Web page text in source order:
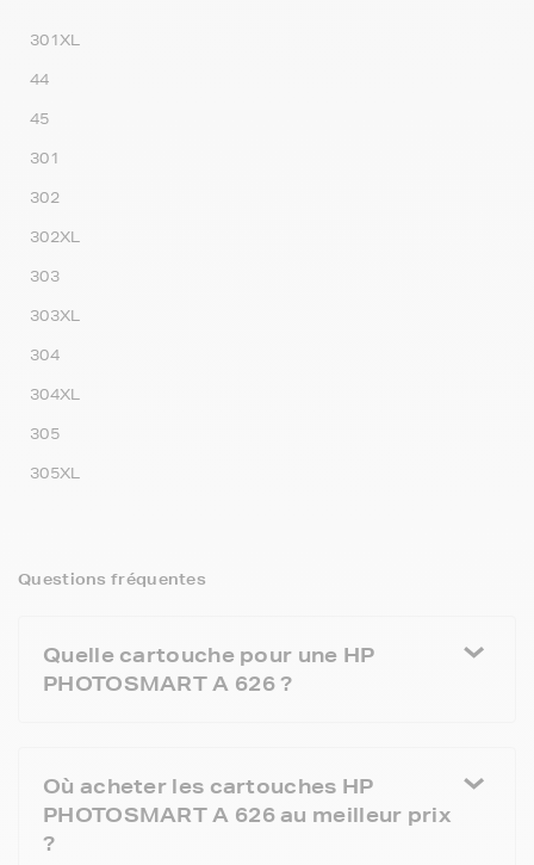
301XL
44
45
301
302
302XL
303
303XL
304
304XL
305
305XL
Questions fréquentes
Quelle cartouche pour une HP
PHOTOSMART A 626 ?
Où acheter les cartouches HP
PHOTOSMART A 626 au meilleur prix
?